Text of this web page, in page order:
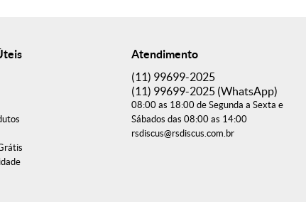
Atendimento
(11) 99699-2025
(11) 99699-2025 (WhatsApp)
08:00 as 18:00 de Segunda a Sexta e
Sábados das 08:00 as 14:00
rsdiscus@rsdiscus.com.br